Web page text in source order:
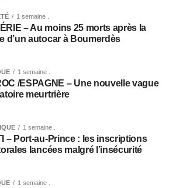
1 semaine .
– Au moins 25 morts après la
d’un autocar à Boumerdès
1 semaine .
/ESPAGNE – Une nouvelle vague
meurtrière
1 semaine .
– Port-au-Prince : les inscriptions
lancées malgré l’insécurité
1 semaine .